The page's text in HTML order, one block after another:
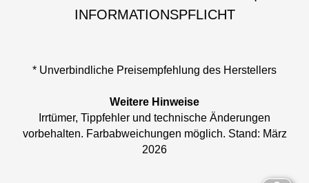
INFORMATIONSPFLICHT
* Unverbindliche Preisempfehlung des Herstellers
Weitere Hinweise
Irrtümer, Tippfehler und technische Änderungen
vorbehalten. Farbabweichungen möglich. Stand: März
2026